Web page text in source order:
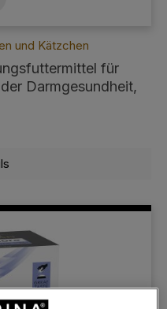
und Kätzchen
für
Darmgesundheit,